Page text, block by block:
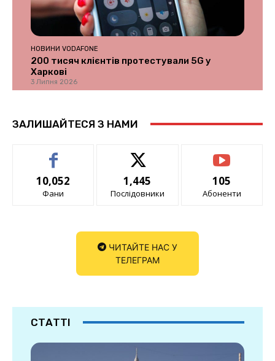
НОВИНИ VODAFONE
200 тисяч клієнтів протестували 5G у
Харкові
3 Липня 2026
ЗАЛИШАЙТЕСЯ З НАМИ
10,052
Фани
1,445
Послідовники
105
Абоненти
ЧИТАЙТЕ НАС У
ТЕЛЕГРАМ
СТАТТІ